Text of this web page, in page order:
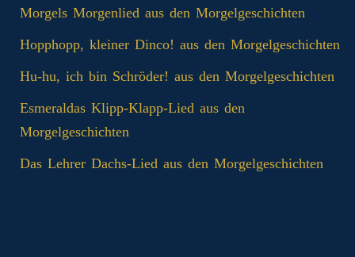
Morgels Morgenlied aus den Morgelgeschichten
Hopphopp, kleiner Dinco! aus den Morgelgeschichten
Hu-hu, ich bin Schröder! aus den Morgelgeschichten
Esmeraldas Klipp‑Klapp‑Lied aus den
Morgelgeschichten
Das Lehrer Dachs-Lied aus den Morgelgeschichten